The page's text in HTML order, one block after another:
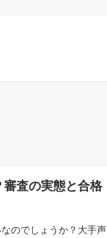
査の実態と合格
のでしょうか？大手声